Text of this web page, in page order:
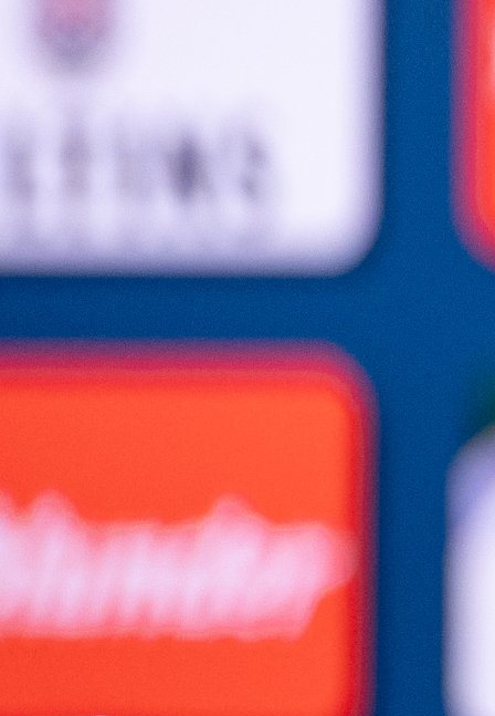
#Edin Džeko #Dijamant#Reprezentacija BiH